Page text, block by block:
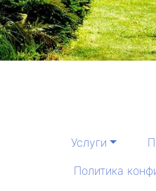
Услуги
Политика